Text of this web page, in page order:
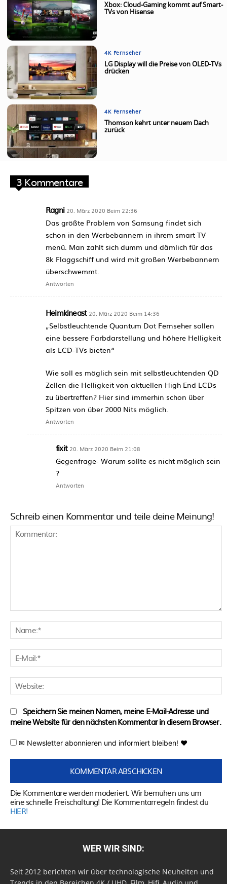
Xbox: Cloud-Gaming kommt auf Smart-
TVs von Hisense
4K Fernseher
LG Display will die Preise von OLED-TVs
drücken
4K Fernseher
Thomson kehrt unter neuem Dach
zurück
3 Kommentare
Ragni 20. März 2020 Beim 22:36
Das größte Problem von Samsung findet sich
schon in den Werbebannern in ihrem smart TV
menü. Man zahlt sich dumm und dämlich für das
8k Flaggschiff und wird mit großen Werbebannern
überschwemmt.
Antworten
Heimkineast 20. März 2020 Beim 14:36
„Selbstleuchtende Quantum Dot Fernseher sollen
eine bessere Farbdarstellung und höhere Helligkeit
als LCD-TVs bieten“
Wie soll es möglich sein mit selbstleuchtenden QD
Zellen die Helligkeit von aktuellen High End LCDs
zu übertreffen? Hier sind immerhin schon über
Spitzen von über 2000 Nits möglich.
Antworten
fixit 20. März 2020 Beim 21:08
Gegenfrage- Warum sollte es nicht möglich sein
?
Antworten
Schreib einen Kommentar und teile deine Meinung!
Speichern Sie meinen Namen, meine E-Mail-Adresse und
meine Website für den nächsten Kommentar in diesem Browser.
✉ Newsletter abonnieren und informiert bleiben! ♥
Die Kommentare werden moderiert. Wir bemühen uns um
eine schnelle Freischaltung! Die Kommentarregeln findest du
HIER!
WER WIR SIND:
Seit 2012 berichten wir über technologische Neuheiten und